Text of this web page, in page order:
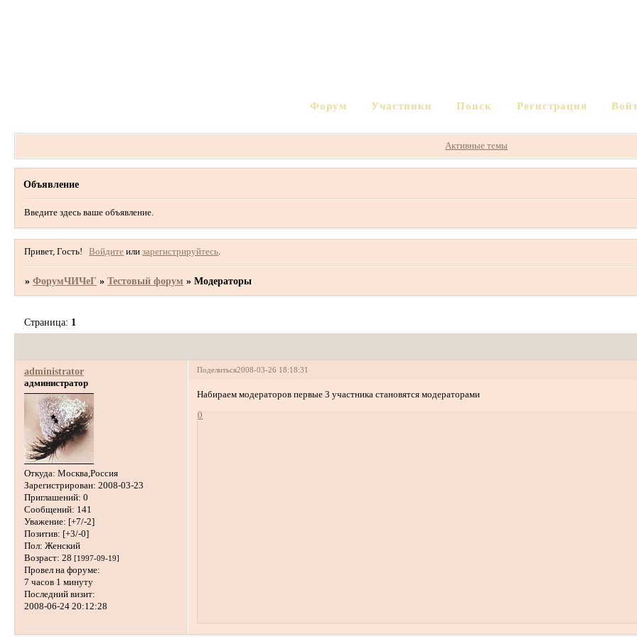
Форум Участники Поиск Регистрация
Активные темы
Объявление
Введите здесь ваше объявление.
Привет, Гость! Войдите илизарегистрируйтесь
»ФорумЧИЧеГ »Тестовый форум »Модераторы
Страница: 1
Поделиться2008-03-26 18:18:31
administrator
администратор
Откуда: Москва,Россия
Зарегистрирован: 2008-03-23
Приглашений: 0
Сообщений: 141
Уважение: [+7/-2]
Позитив: [+3/-0]
Пол: Женский
Возраст: 28 [1997-09-19]
Провел на форуме:
7 часов 1 минуту
Последний визит:
2008-06-24 20:12:28
Набираем модераторов первые 3 участника становятся модераторами
0